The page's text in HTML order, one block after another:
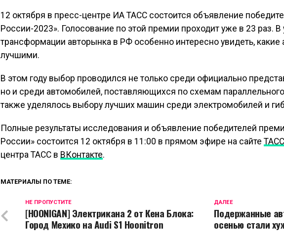
12 октября в пресс-центре ИА ТАСС состоится объявление
России-2023». Голосование по этой премии проходит уже в 23 раз. В
трансформации авторынка в РФ особенно интересно увидеть,
лучшими.
В этом году выбор проводился не только среди официально
но и среди автомобилей, поставляющихся по схемам
также уделялось выбору лучших машин среди электромобилей и
Полные результаты исследования и объявление победителей
России» состоится 12 октября в 11:00 в прямом эфире на сайте ТАСС
центра ТАСС в ВКонтакте.
МАТЕРИАЛЫ ПО ТЕМЕ:
ДАЛЕЕ
Подержанные
осенью стали
НЕ ПРОПУСТИТЕ
[HOONIGAN] Электрикана 2 от Кена Блока:
Город Мехико на Audi S1 Hoonitron